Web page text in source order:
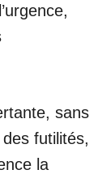
sans
futilités,
la